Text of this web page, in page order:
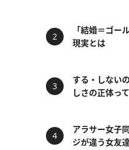
「結婚＝ゴ
現実とは
する・しない
しさの正体っ
アラサー女子
ジが違う女友